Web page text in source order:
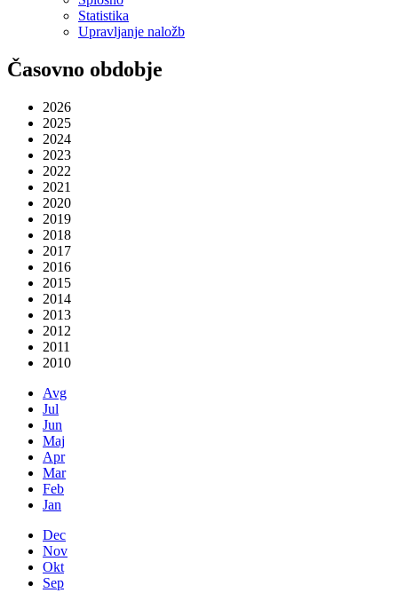
Statistika
Upravljanje naložb
Časovno obdobje
2026
2025
2024
2023
2022
2021
2020
2019
2018
2017
2016
2015
2014
2013
2012
2011
2010
Avg
Jul
Jun
Maj
Apr
Mar
Feb
Jan
Dec
Nov
Okt
Sep